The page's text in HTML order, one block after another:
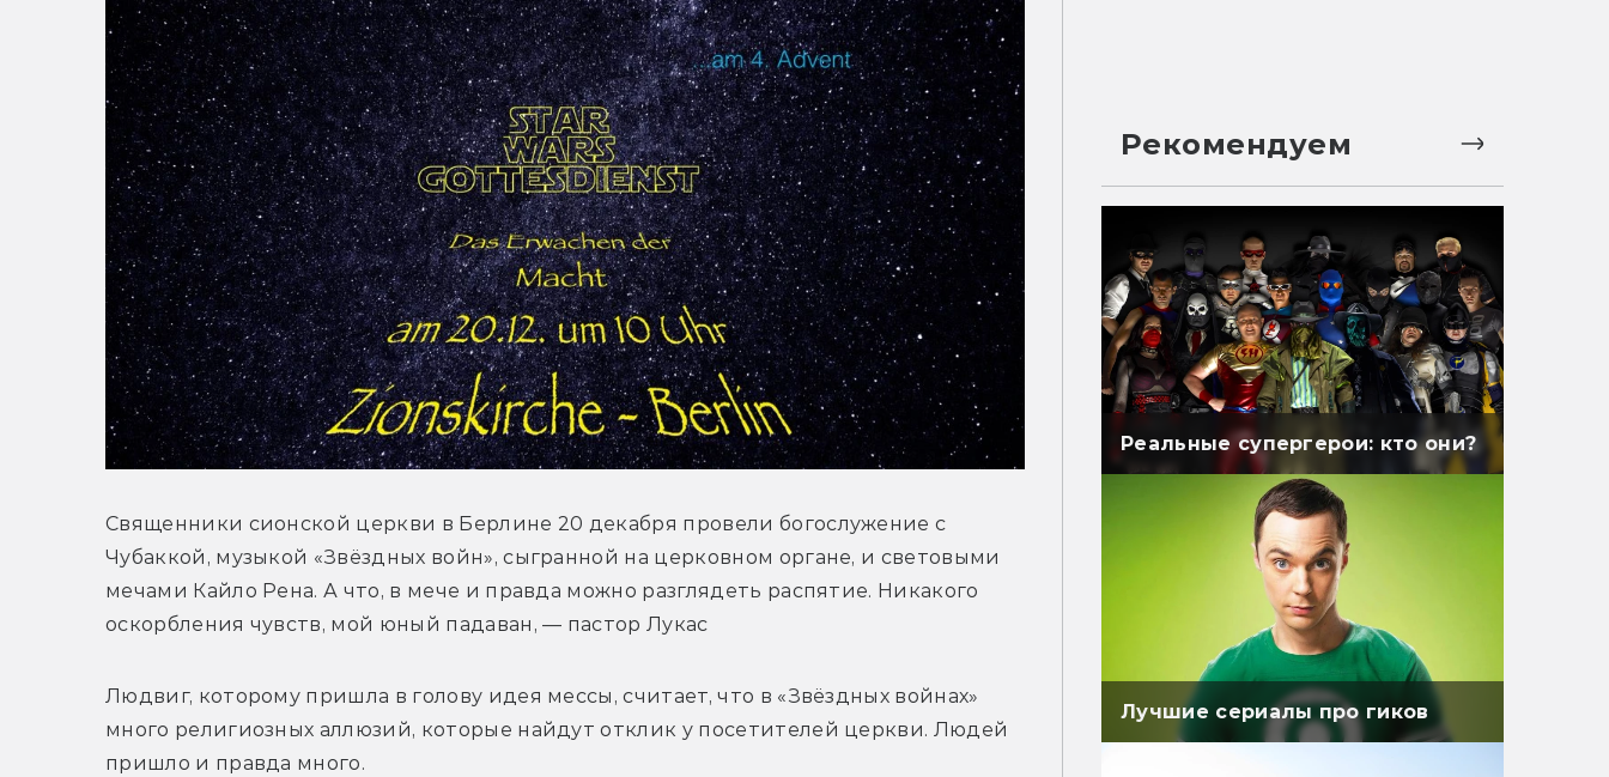
Священники сионской церкви в Берлине 20 декабря провели богослужение с
Чубаккой, музыкой «Звёздных войн», сыгранной на церковном органе, и световыми
мечами Кайло Рена. А что, в мече и правда можно разглядеть распятие. Никакого
оскорбления чувств, мой юный падаван, — пастор Лукас
Людвиг, которому пришла в голову идея мессы, считает, что в «Звёздных войнах»
много религиозных аллюзий, которые найдут отклик у посетителей церкви. Людей
пришло и правда много.
Рекомендуем
Реальные супергерои: кто они?
Лучшие сериалы про гиков